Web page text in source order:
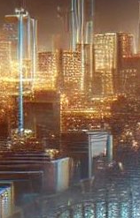
n
k